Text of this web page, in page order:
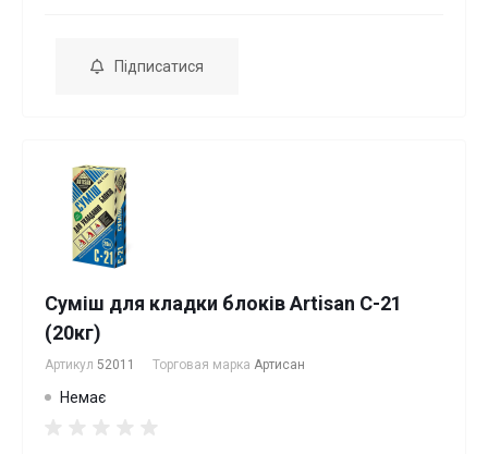
Підписатися
Суміш для кладки блоків Artisan С-21
(20кг)
Артикул 52011 Торговая марка Артисан
Немає